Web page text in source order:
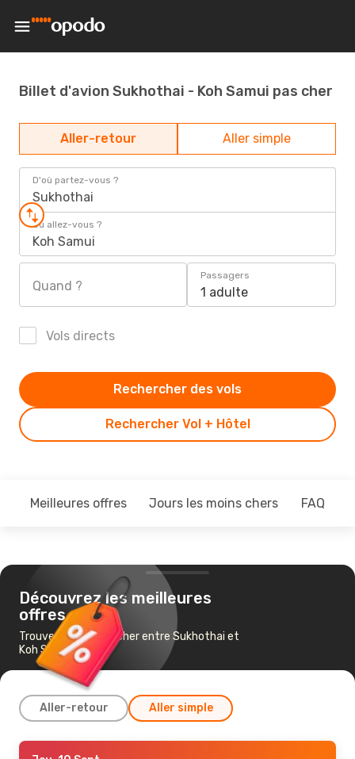
Billet d'avion Sukhothai - Koh Samui pas cher
Aller-retour Aller simple
D'où partez-vous ?
Sukhothai
Où allez-vous ?
Koh Samui
Quand ?
Passagers
1 adulte
Vols directs
Rechercher Vol + Hôtel
Rechercher des vols
Meilleures offres Jours les moins chers FAQ
Découvrez les meilleures
offres
Trouvez un vol pas cher entre Sukhothai et
Koh Samui
Aller-retour Aller simple